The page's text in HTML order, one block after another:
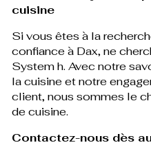
cuisine
Si vous êtes à la
confiance à Dax, ne
System h. Avec notre
la cuisine et notre
client, nous sommes le
de cuisine.
Contactez-nous dès